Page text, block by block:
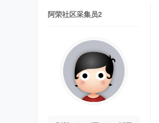
阿荣社区采集员2